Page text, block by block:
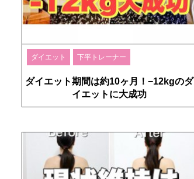
ダイエット 下平トレーナー
ダイエット期間は約10ヶ月！−12kgのダ
イエットに大成功